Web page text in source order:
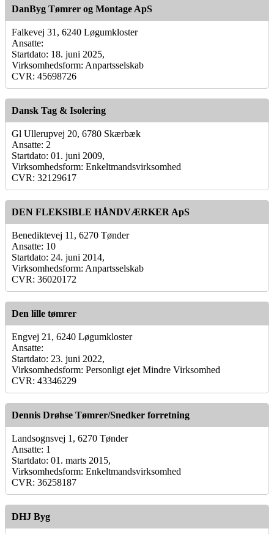
DanByg Tømrer og Montage ApS
Falkevej 31, 6240 Løgumkloster
Ansatte:
Startdato: 18. juni 2025,
Virksomhedsform: Anpartsselskab
CVR: 45698726
Dansk Tag & Isolering
Gl Ullerupvej 20, 6780 Skærbæk
Ansatte: 2
Startdato: 01. juni 2009,
Virksomhedsform: Enkeltmandsvirksomhed
CVR: 32129617
DEN FLEKSIBLE HÅNDVÆRKER ApS
Benediktevej 11, 6270 Tønder
Ansatte: 10
Startdato: 24. juni 2014,
Virksomhedsform: Anpartsselskab
CVR: 36020172
Den lille tømrer
Engvej 21, 6240 Løgumkloster
Ansatte:
Startdato: 23. juni 2022,
Virksomhedsform: Personligt ejet Mindre Virksomhed
CVR: 43346229
Dennis Drøhse Tømrer/Snedker forretning
Landsognsvej 1, 6270 Tønder
Ansatte: 1
Startdato: 01. marts 2015,
Virksomhedsform: Enkeltmandsvirksomhed
CVR: 36258187
DHJ Byg